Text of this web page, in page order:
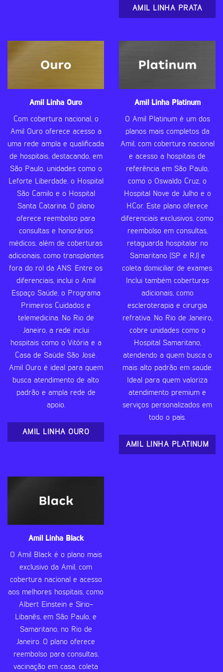
AMIL LINHA PRATA
Amil Linha Ouro
Com cobertura nacional, o
Amil Ouro oferece acesso a
uma rede ampla e qualificada
de hospitais, destacando, em
São Paulo, unidades como o
Leforte Liberdade, o Hospital
São Camilo e o Hospital
Santa Catarina. O plano
oferece reembolso para
consultas e honorários
médicos, além de coberturas
adicionais, como transplantes
fora do rol da ANS. Entre os
diferenciais, inclui o Amil
Espaço Saúde, o Programa
Primeiros Cuidados e
telemedicina. No Rio de
Janeiro, a rede inclui
hospitais como o Vitória e a
Casa de Saúde São José.
Amil Ouro é ideal para quem
busca atendimento de alto
padrão e ampla rede de
apoio.
AMIL LINHA OURO
Amil Linha Platinum
O Amil Platinum é um dos
planos mais completos da
Amil, com cobertura nacional
e acesso a hospitais de
referência em São Paulo,
como o Oswaldo Cruz, o
Hospital Nove de Julho e o
HCor. Este plano oferece
diferenciais exclusivos, como
reembolso em consultas,
retaguarda hospitalar no
Samaritano (SP e RJ) e
coleta domiciliar de exames.
Inclui também coberturas
adicionais, como
escleroterapia e cirurgia
refrativa. No Rio de Janeiro,
cobre unidades como o
Hospital Samaritano,
atendendo a quem busca o
mais alto padrão em saúde.
Ideal para quem valoriza
atendimento premium e
serviços personalizados em
todo o país.
AMIL LINHA PLATINUM
Amil Linha Black
O Amil Black é o plano mais
exclusivo da Amil, com
cobertura nacional e acesso
aos melhores hospitais, como
Albert Einstein e Sírio-
Libanês, em São Paulo, e
Samaritano, no Rio de
Janeiro. O plano oferece
reembolso para consultas,
vacinação em casa, coleta